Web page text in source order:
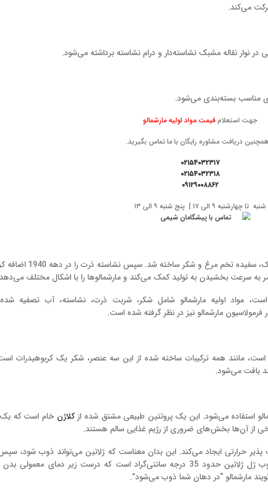
می‌کند.
نوار نقاله مشبک نشاسته‌دار و درام نشاسته برداشته می‌شود.
مناسب بسته‌بندی می‌شود.
جهت استعلامقیمت مواد اولیه مارشمالو
دریافت مشاوره رایگان با ما تماس بگیرید.
۰۲۱۵۴۰۳۲۳۱۷
۰۲۱۵۴۰۳۲۳۱۸
۰۹۱۲۹۰۰۸۸۶۲
شنبه تا چهارشنبه ۹ الی ۱۷ | پنج شنبه ۹ الی ۱۳
در قرن نوزدهم، مارشمالو با مخلوط شیره ریشه پنیرک،
امر به سرعت بخشیدن به تولید کمک می‌کند و مارشمالوها را با اشکال مختلف
مواد اولیه مارشمالو شامل شکر، شربت ذرت، نشاسته، آب تصفیه شده،
مارشمالو نیز در نظر گرفته شده است.
است، مانند همه ترکیبات ساخته شده از این سه عنصر، شکر یک کربوهیدرات
یافت می‌شود.
استفاده می‌شود. این یک پروتئین طبیعی مشتق شده ازکلاژن خام است که
از آن‌ها بخش‌های ضروری از رژیم غذایی سالم هستند.
حرارتی ایجاد می‌کند. این بدان معناست که ژلاتین می‌تواند ذوب شود،
مارشمالو “در دهان شما ذوب می‌شود”.